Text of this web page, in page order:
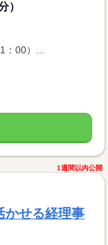
）
：00）...
1週間以内公開
かせる経理事